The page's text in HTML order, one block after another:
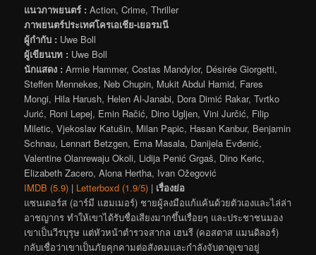
แนวภาพยนตร์ : Action, Crime, Thriller
ภาพยนตร์ประเทศโครเอเชีย-เยอรมนี
ผู้กำกับ : Uwe Boll
ผู้เขียนบท : Uwe Boll
นักแสดง : Armie Hammer, Costas Mandylor, Désirée Giorgetti,
Steffen Mennekes, Neb Chupin, Mukit Abdul Hamid, Fares
Mongi, Hila Harush, Helen Al-Janabi, Dora Dimić Rakar, Tvrtko
Jurić, Roni Lepej, Emin Račić, Dino Ugljen, Vini Jurčić, Filip
Miletic, Vjekoslav Katušin, Milan Papic, Hasan Kanbur, Benjamin
Schnau, Lennart Betzgen, Ema Masala, Danijela Evđenić,
Valentine Olanrewaju Okoli, Lidija Penić Grgaš, Dino Keric,
Elizabeth Zacero, Alona Hertha, Ivan Ožegović
IMDB (5.9) | Letterboxd (1.9/5) | เรื่องย่อ
แซนเดอร์ส (อาร์มี แฮมเมอร์) ชายผู้ลงมือแก้แค้นด้วยตัวเองและไล่ล่า
อาชญากร ทำให้เขาได้รับชื่อเสียงมากขึ้นเรื่อยๆ และประชาชนมอง
เขาเป็นวีรบุรุษ แต่หัวหน้าตำรวจสากล เฮนรี (คอสตาส แมนดิลอร์)
กลับเชื่อว่าเขาเป็นภัยคุกคามต่อสังคมและกำลังจับตาดูเขาอยู่